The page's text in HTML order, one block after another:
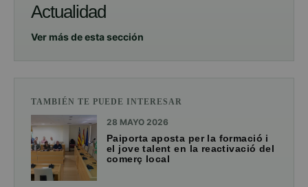
Actualidad
Ver más de esta sección
TAMBIÉN TE PUEDE INTERESAR
28 MAYO 2026
Paiporta aposta per la formació i
el jove talent en la reactivació del
comerç local